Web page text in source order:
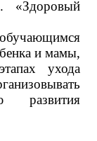
«Здоровый
и мамы,
ухода
развития